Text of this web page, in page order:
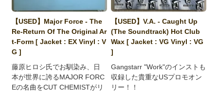
【USED】Major Force - The
Re-Return Of The Original Ar
t-Form [ Jacket : EX Vinyl : V
G ]
藤原ヒロシ氏でお馴染み、日
本が世界に誇るMAJOR FORC
Eの名曲をCUT CHEMISTがリ
【USED】V.A. - Caught Up
(The Soundtrack) Hot Club
Wax [ Jacket : VG Vinyl : VG
]
Gangstarr "Work"のインストも
収録した貴重なUSプロモオン
リー！！